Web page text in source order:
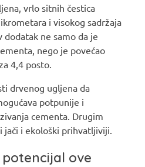
vrlo sitnih čestica
i visokog sadržaja
dodatak ne samo da je
nego je povećao
4,4 posto.
drvenog ugljena da
potpunije i
cementa. Drugim
i ekološki prihvatljiviji.
ove